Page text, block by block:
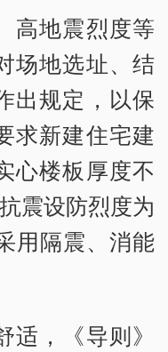
地震烈度等
场地选址、结
出规定，以保
求新建住宅建
心楼板厚度不
震设防烈度为
用隔震、消能
，《导则》